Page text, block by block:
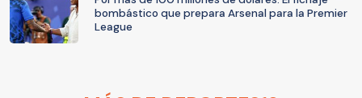
bombástico que prepara Arsenal para la Premier
League